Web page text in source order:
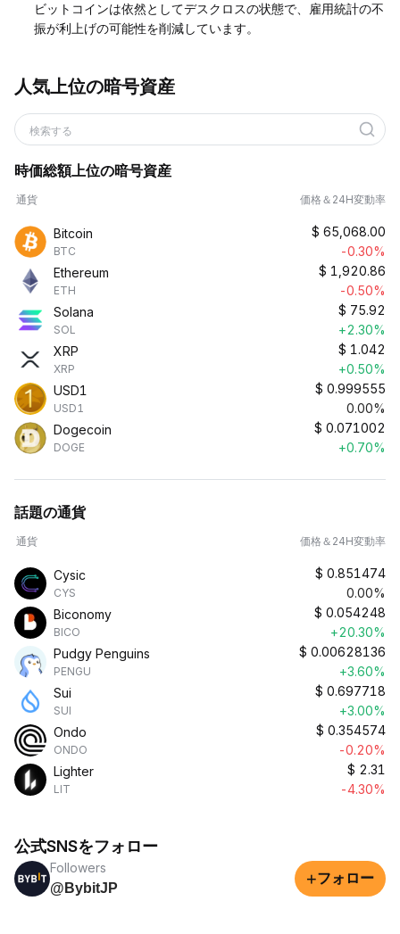
ビットコインは依然としてデスクロスの状態で、雇用統計の不
振が利上げの可能性を削減しています。
人気上位の暗号資産
検索する
時価総額上位の暗号資産
通貨 価格＆24H変動率
Bitcoin
BTC
$ 65,068.00
-0.30%
Ethereum
ETH
$ 1,920.86
-0.50%
Solana
SOL
$ 75.92
+2.30%
XRP
XRP
$ 1.042
+0.50%
USD1
USD1
$ 0.999555
0.00%
Dogecoin
DOGE
$ 0.071002
+0.70%
話題の通貨
通貨 価格＆24H変動率
Cysic
CYS
$ 0.851474
0.00%
Biconomy
BICO
$ 0.054248
+20.30%
Pudgy Penguins
PENGU
$ 0.00628136
+3.60%
Sui
SUI
$ 0.697718
+3.00%
Ondo
ONDO
$ 0.354574
-0.20%
Lighter
LIT
$ 2.31
-4.30%
公式SNSをフォロー
Followers
@BybitJP
+フォロー